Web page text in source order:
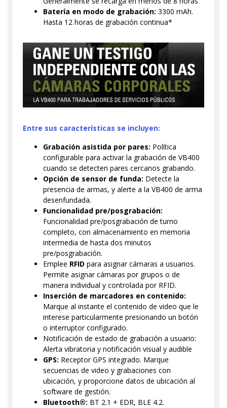
Batería en modo de grabación: 3300 mAh.
Hasta 12 horas de grabación continua*
Entre sus características se incluyen:
Grabación asistida por pares: Política
configurable para activar la grabación de VB400
cuando se detecten pares cercanos grabando.
Opción de sensor de funda: Detecte la
presencia de armas, y alerte a la VB400 de arma
desenfundada.
Funcionalidad pre/posgrabación:
Funcionalidad pre/posgrabación de turno
completo, con almacenamiento en memoria
intermedia de hasta dos minutos
pre/posgrabación.
Emplee RFID para asignar cámaras a usuarios.
Permite asignar cámaras por grupos o de
manera individual y controlada por RFID.
Inserción de marcadores en contenido:
Marque al instante el contenido de video que le
interese particularmente presionando un botón
o interruptor configurado.
Notificación de estado de grabación a usuario:
Alerta vibratoria y notificación visual y audible
GPS: Receptor GPS integrado. Marque
secuencias de video y grabaciones con
ubicación, y proporcione datos de ubicación al
software de gestión.
Bluetooth®: BT 2.1 + EDR, BLE 4.2.